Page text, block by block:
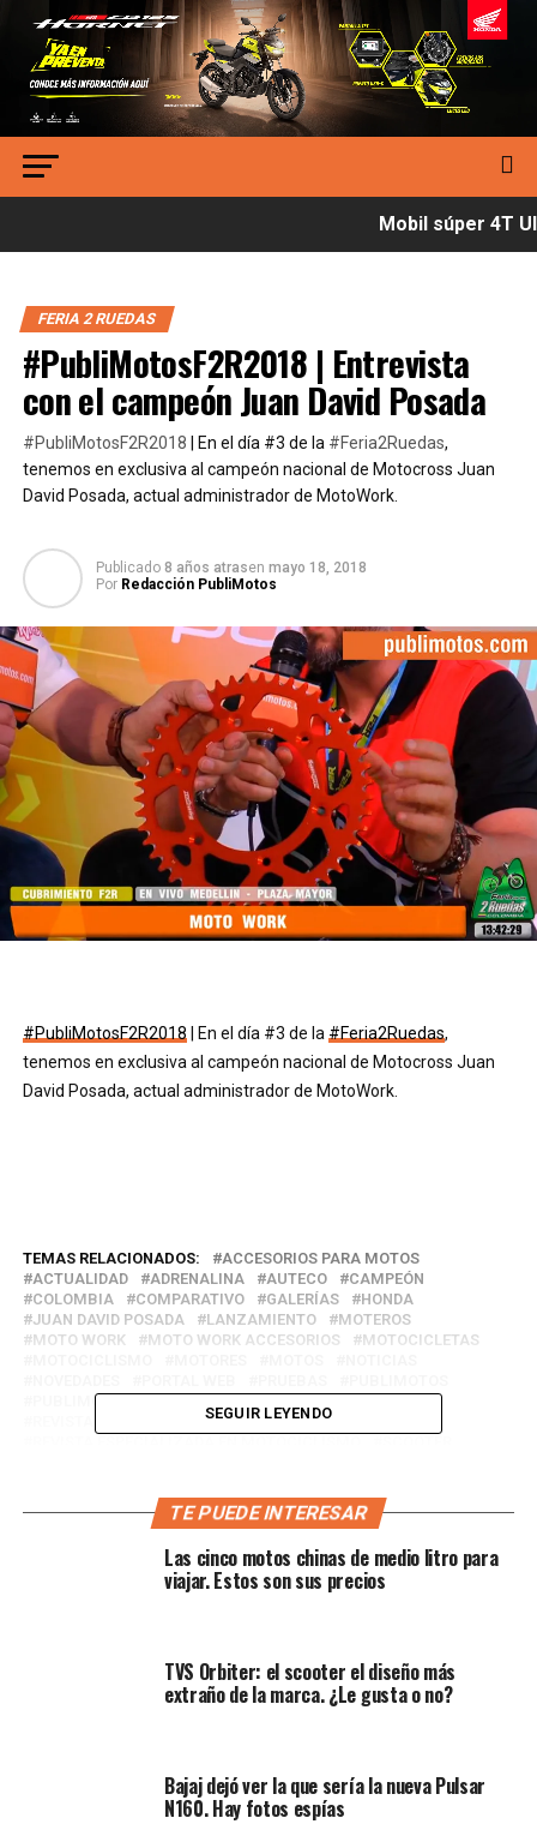
Mobil súper 4T
FERIA 2 RUEDAS
#PubliMotosF2R2018 | Entrevista
con el campeón Juan David Posada
#PubliMotosF2R2018 | En el día #3 de la #Feria2Ruedas,
tenemos en exclusiva al campeón nacional de Motocross Juan
David Posada, actual administrador de MotoWork.
Publicado 8 años atrasen mayo 18, 2018
Por Redacción PubliMotos
#PubliMotosF2R2018 | En el día #3 de la #Feria2Ruedas,
tenemos en exclusiva al campeón nacional de Motocross Juan
David Posada, actual administrador de MotoWork.
TEMAS RELACIONADOS:
ACCESORIOS PARA MOTOS
ACTUALIDAD
ADRENALINA AUTECO
CAMPEÓN
COLOMBIA
COMPARATIVO GALERÍAS
HONDA
JUAN DAVID POSADA
LANZAMIENTO
MOTEROS
MOTO WORK
MOTO WORK ACCESORIOS
MOTOCICLETAS
PUBLIMOTOS TV
RESTRICCIONES
REVISTA
Así se vivió la edición XVI de la F2R ¡PubliMotos se fajó!
Novedades de Macbor en la F2R 2018
SEGUIR LEYENDO
TE PUEDE INTERESAR
Las cinco motos chinas de medio litro para
viajar. Estos son sus precios
TVS Orbiter: el scooter el diseño más
extraño de la marca. ¿Le gusta o no?
Bajaj dejó ver la que sería la nueva Pulsar
N160. Hay fotos espías